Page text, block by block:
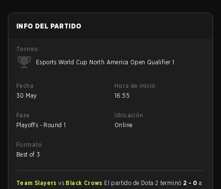
INFO DEL PARTIDO
Torneo
Esports World Cup North America Open Qualifier 1
Fecha
30 May
Hora de inicio
16:55
Fase
Playoffs - Round 1
Ubicación
Online
Formato
Best of 3
Team Slayersvs Black Crows El partido de Dota 2 terminó 2 - 0 a